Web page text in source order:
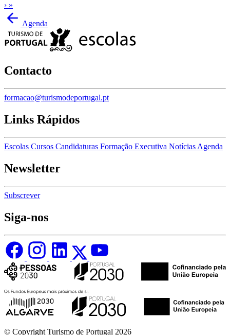
› »
Agenda
Contacto
formacao@turismodeportugal.pt
Links Rápidos
Escolas Cursos Candidaturas Formação Executiva Notícias Agenda
Newsletter
Subscrever
Siga-nos
© Copyright Turismo de Portugal 2026